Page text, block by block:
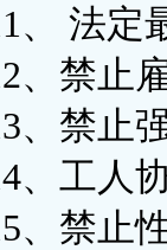
法定
禁止
禁止
工人
禁止